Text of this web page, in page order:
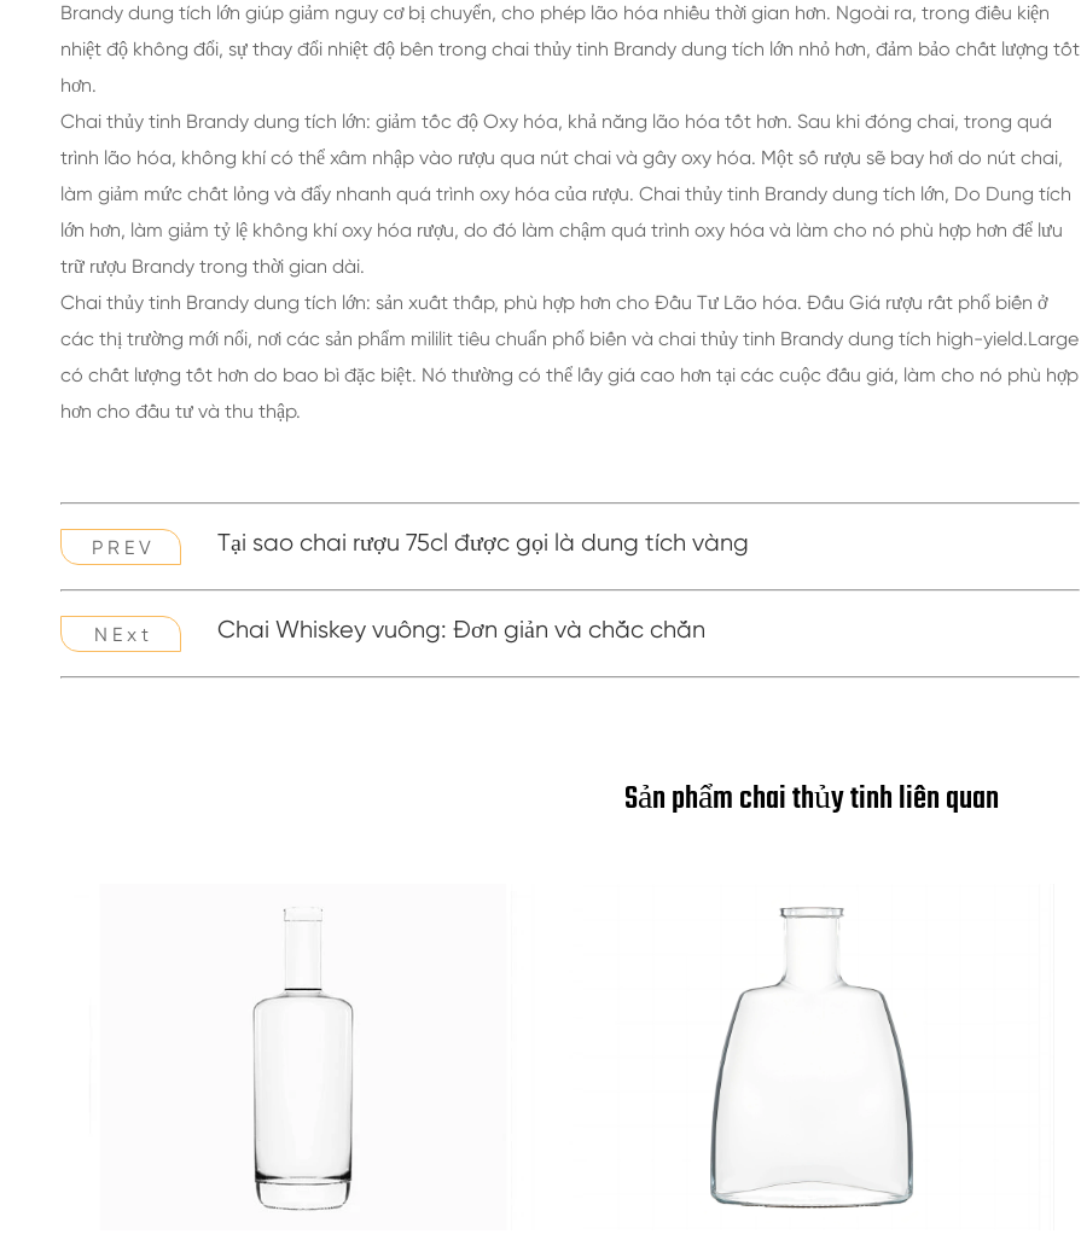
Brandy dung tích lớn giúp giảm nguy cơ bị chuyển, cho phép lão hóa nhiều thời gian hơn. Ngoài ra, trong điều kiện
nhiệt độ không đổi, sự thay đổi nhiệt độ bên trong chai thủy tinh Brandy dung tích lớn nhỏ hơn, đảm bảo chất lượng tốt
hơn.
Chai thủy tinh Brandy dung tích lớn: giảm tốc độ Oxy hóa, khả năng lão hóa tốt hơn. Sau khi đóng chai, trong quá
trình lão hóa, không khí có thể xâm nhập vào rượu qua nút chai và gây oxy hóa. Một số rượu sẽ bay hơi do nút chai,
làm giảm mức chất lỏng và đẩy nhanh quá trình oxy hóa của rượu. Chai thủy tinh Brandy dung tích lớn, Do Dung tích
lớn hơn, làm giảm tỷ lệ không khí oxy hóa rượu, do đó làm chậm quá trình oxy hóa và làm cho nó phù hợp hơn để lưu
trữ rượu Brandy trong thời gian dài.
Chai thủy tinh Brandy dung tích lớn: sản xuất thấp, phù hợp hơn cho Đầu Tư Lão hóa. Đấu Giá rượu rất phổ biến ở
các thị trường mới nổi, nơi các sản phẩm mililit tiêu chuẩn phổ biến và chai thủy tinh Brandy dung tích high-yield.Large
có chất lượng tốt hơn do bao bì đặc biệt. Nó thường có thể lấy giá cao hơn tại các cuộc đấu giá, làm cho nó phù hợp
hơn cho đầu tư và thu thập.
P R E V Tại sao chai rượu 75cl được gọi là dung tích vàng
N E x t Chai Whiskey vuông: Đơn giản và chắc chắn
Sản phẩm chai thủy tinh liên quan